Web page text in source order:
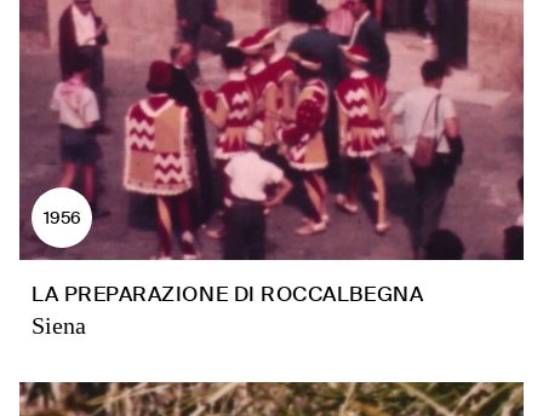
1956
LA PREPARAZIONE DI ROCCALBEGNA
Siena